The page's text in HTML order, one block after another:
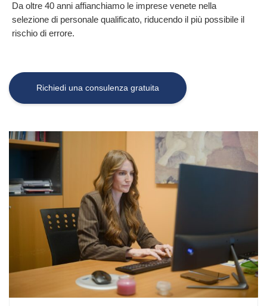
Da oltre 40 anni affianchiamo le imprese venete nella
selezione di personale qualificato, riducendo il più possibile il
rischio di errore.
Richiedi una consulenza gratuita